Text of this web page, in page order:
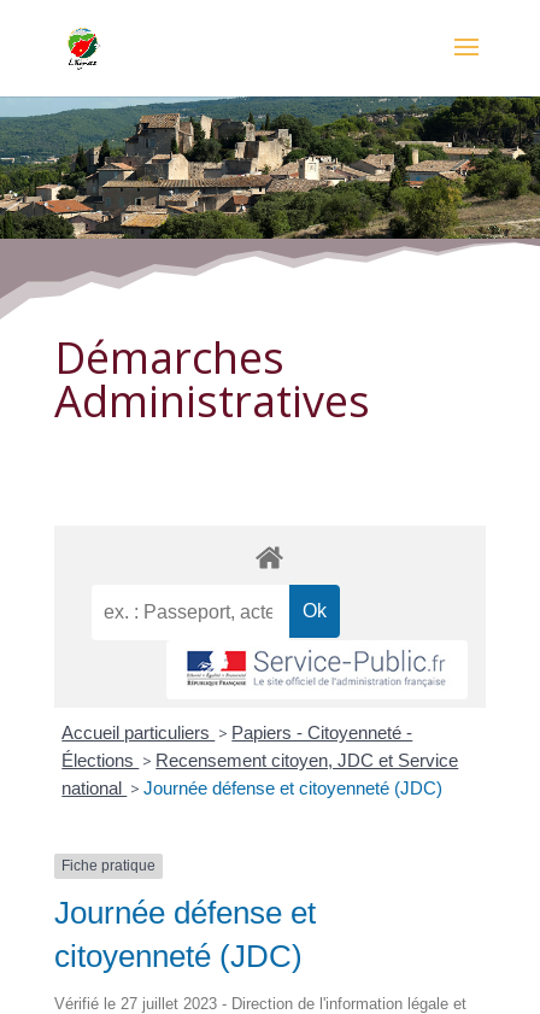
Démarches Administratives
Démarches
Administratives
Accueil particuliers > Papiers - Citoyenneté -
Élections > Recensement citoyen, JDC et Service
national > Journée défense et citoyenneté (JDC)
Fiche pratique
Journée défense et
citoyenneté (JDC)
Vérifié le 27 juillet 2023 - Direction de l'information légale et